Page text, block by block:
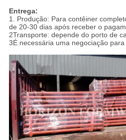
Entrega:
1. Produção: Para contêiner
de 20-30 dias após receber o
2Transporte: depende do porto de
3É necessária uma negociação